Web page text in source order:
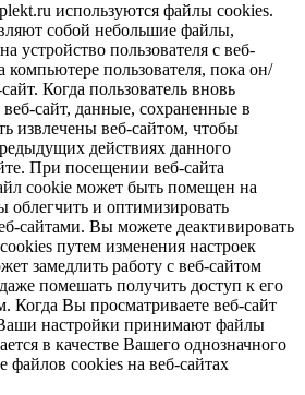
используются файлы cookies.
собой небольшие файлы,
устройство пользователя с веб-
компьютере пользователя, пока он/
Когда пользователь вновь
сайт, данные, сохраненные в
извлечены веб-сайтом, чтобы
действиях данного
При посещении веб-сайта
cookie может быть помещен на
облегчить и оптимизировать
сайтами. Вы можете деактивировать
путем изменения настроек
замедлить работу с веб-сайтом
помешать получить доступ к его
Когда Вы просматриваете веб-сайт
настройки принимают файлы
в качестве Вашего однозначного
файлов cookies на веб-сайтах